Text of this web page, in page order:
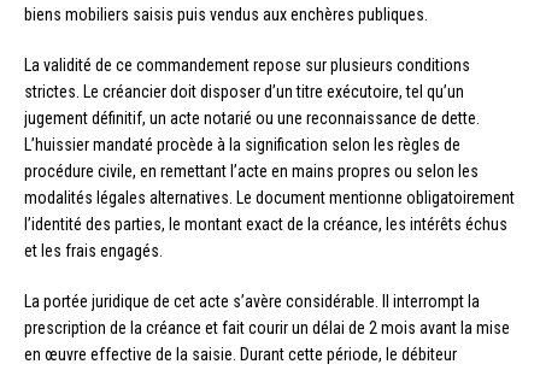
biens mobiliers saisis puis vendus aux enchères publiques.
La validité de ce commandement repose sur plusieurs conditions
strictes. Le créancier doit disposer d’un titre exécutoire, tel qu’un
jugement définitif, un acte notarié ou une reconnaissance de dette.
L’huissier mandaté procède à la signification selon les règles de
procédure civile, en remettant l’acte en mains propres ou selon les
modalités légales alternatives. Le document mentionne obligatoirement
l’identité des parties, le montant exact de la créance, les intérêts échus
et les frais engagés.
La portée juridique de cet acte s’avère considérable. Il interrompt la
prescription de la créance et fait courir un délai de 2 mois avant la mise
en œuvre effective de la saisie. Durant cette période, le débiteur